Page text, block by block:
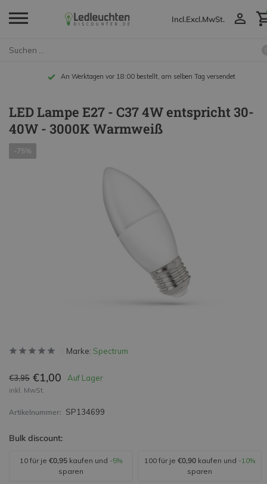
Incl.Excl.MwSt.
An Werktagen vor 18:00 bestellt, am selben Tag versendet
LED Lampe E27 - C37 4W entspricht 30-
40W - 3000K Warmweiß
-75%
Marke: Spectrum
€3,95 €1,00 Auf Lager
inkl. MwSt.
Artikelnummer: SP134699
Bulk discount:
10 für je €0,95 kaufen und -5%
sparen
100 für je €0,90 kaufen und -10%
sparen